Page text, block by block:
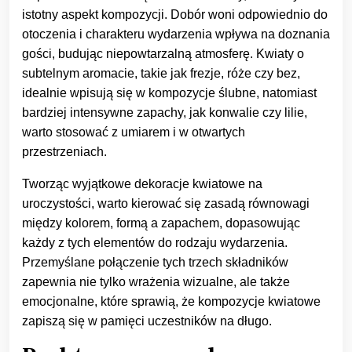
istotny aspekt kompozycji. Dobór woni odpowiednio do
otoczenia i charakteru wydarzenia wpływa na doznania
gości, budując niepowtarzalną atmosferę. Kwiaty o
subtelnym aromacie, takie jak frezje, róże czy bez,
idealnie wpisują się w kompozycje ślubne, natomiast
bardziej intensywne zapachy, jak konwalie czy lilie,
warto stosować z umiarem i w otwartych
przestrzeniach.
Tworząc wyjątkowe dekoracje kwiatowe na
uroczystości, warto kierować się zasadą równowagi
między kolorem, formą a zapachem, dopasowując
każdy z tych elementów do rodzaju wydarzenia.
Przemyślane połączenie tych trzech składników
zapewnia nie tylko wrażenia wizualne, ale także
emocjonalne, które sprawią, że kompozycje kwiatowe
zapiszą się w pamięci uczestników na długo.